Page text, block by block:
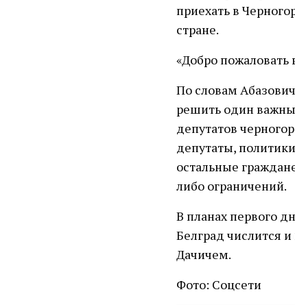
приехать в
стране.
«Добро пожаловать
По словам
решить один
депутатов
депутаты,
остальные
либо ограничений.
В планах первого
Белград числится
Дачичем.
Фото: Соцсети